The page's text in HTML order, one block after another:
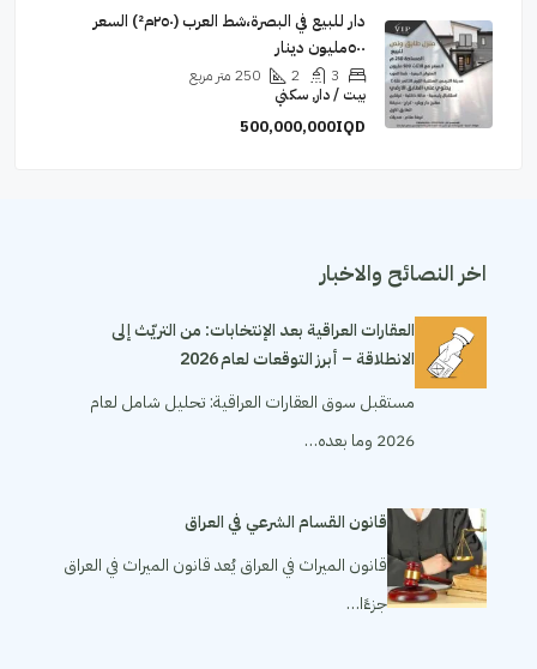
دار للبيع في البصرة،شط العرب (٢٥٠م²) السعر
٥٠٠مليون دينار
3
2
250 متر مربع
بيت / دار, سكني
500,000,000IQD
اخر النصائح والاخبار
العقارات العراقية بعد الإنتخابات: من التريّث إلى
الانطلاقة – أبرز التوقعات لعام 2026
مستقبل سوق العقارات العراقية: تحليل شامل لعام
2026 وما بعده…
قانون القسام الشرعي في العراق
قانون الميراث في العراق يُعد قانون الميراث في العراق
جزءًا…